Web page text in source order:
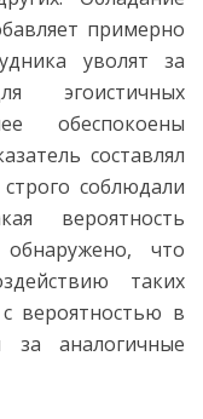
примерно
уволят за
эгоистичных
обеспокоены
составлял
соблюдали
вероятность
что
таких
вероятностью в
аналогичные